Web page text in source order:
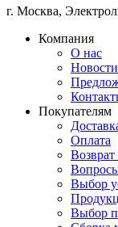
г. Москва,
Компания
О нас
Новости
Покупателям
Оплата
Выбор
Выбор